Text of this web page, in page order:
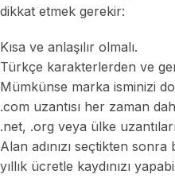
dikkat etmek gerekir:
Kısa ve anlaşılır olmalı.
Türkçe karakterlerden ve
Mümkünse marka isminizi
.com uzantısı her zaman
.net, .org veya ülke
Alan adınızı seçtikten sonra
yıllık ücretle kaydınızı